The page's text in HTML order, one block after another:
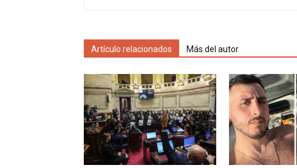
Artículo relacionados Más del autor